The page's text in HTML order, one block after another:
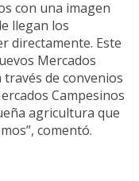
con una imagen
llegan los
directamente. Este
Mercados
de convenios
Campesinos
agricultura que
comentó.